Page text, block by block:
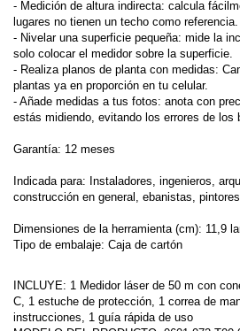
- Medición de altura indirecta: calcula
lugares no tienen un techo como referencia.
- Nivelar una superficie pequeña: mide la
solo colocar el medidor sobre la superficie.
- Realiza planos de planta con medidas:
plantas ya en proporción en tu celular.
- Añade medidas a tus fotos: anota con
estás midiendo, evitando los errores de los
Garantía: 12 meses
Indicada para: Instaladores, ingenieros,
construcción en general, ebanistas,
Dimensiones de la herramienta (cm): 11,9
Tipo de embalaje: Caja de cartón
INCLUYE: 1 Medidor láser de 50 m con
C, 1 estuche de protección, 1 correa de
instrucciones, 1 guía rápida de uso